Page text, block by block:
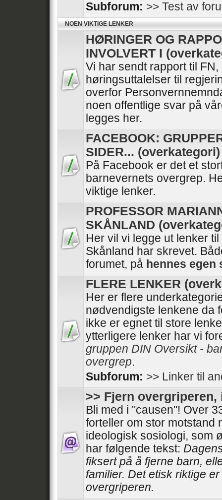
Subforum: >> Test av
NOEN VIKTIGE LENKER
HØRINGER OG
INVOLVERT I
Vi har sendt rapport til
høringsuttalelser til
overfor
noen offentlige svar på
legges her.
FACEBOOK:
SIDER... (overkategori)
På Facebook er det et
barnevernets overgrep.
viktige lenker.
PROFESSOR
SKÅNLAND
Her vil vi legge ut lenker
Skånland har skrevet.
forumet, på hennes egen
FLERE LENKER
Her er flere
nødvendigste lenkene da
ikke er egnet til store
ytterligere lenker har vi
gruppen DIN Oversikt -
overgrep.
Subforum: >> Linker til
>> Fjern
Bli med i "causen"! Over
forteller om stor motstand
ideologisk sosiologi, som
har følgende tekst:
fiksert på å fjerne barn,
familier. Det etisk riktige
overgriperen.